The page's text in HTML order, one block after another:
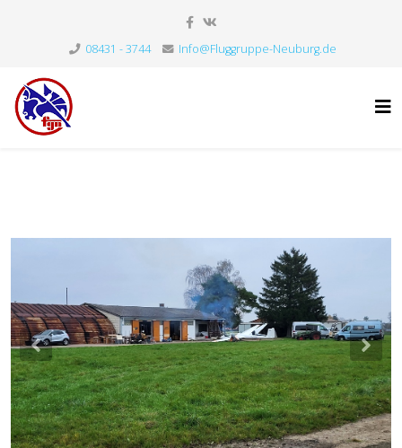
08431 - 3744 Info@Fluggruppe-Neuburg.de
Previous